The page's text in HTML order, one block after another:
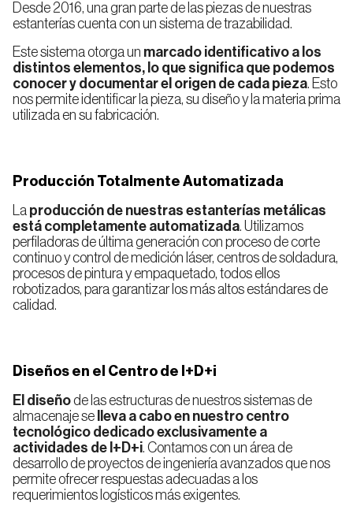
Desde 2016, una gran parte de las piezas de nuestras
estanterías cuenta con un sistema de trazabilidad.
Este sistema otorga un marcado identificativo a los
distintos elementos, lo que significa que podemos
conocer y documentar el origen de cada pieza. Esto
nos permite identificar la pieza, su diseño y la materia prima
utilizada en su fabricación.
Producción Totalmente Automatizada
La producción de nuestras estanterías metálicas
está completamente automatizada. Utilizamos
perfiladoras de última generación con proceso de corte
continuo y control de medición láser, centros de soldadura,
procesos de pintura y empaquetado, todos ellos
robotizados, para garantizar los más altos estándares de
calidad.
Diseños en el Centro de I+D+i
El diseñode las estructuras de nuestros sistemas de
almacenaje se
lleva a cabo en nuestro centro
tecnológico dedicado exclusivamente a
actividades de I+D+i. Contamos con un área de
desarrollo de proyectos de ingeniería avanzados que nos
permite ofrecer respuestas adecuadas a los
requerimientos logísticos más exigentes.